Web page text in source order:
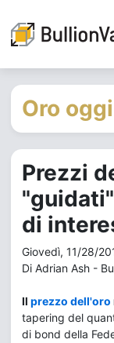
Oro oggi
Prezzi
di
Giovedì, 11/28/
Di Adrian Ash -
Il prezzo dell'oro
tapering del
di bond della